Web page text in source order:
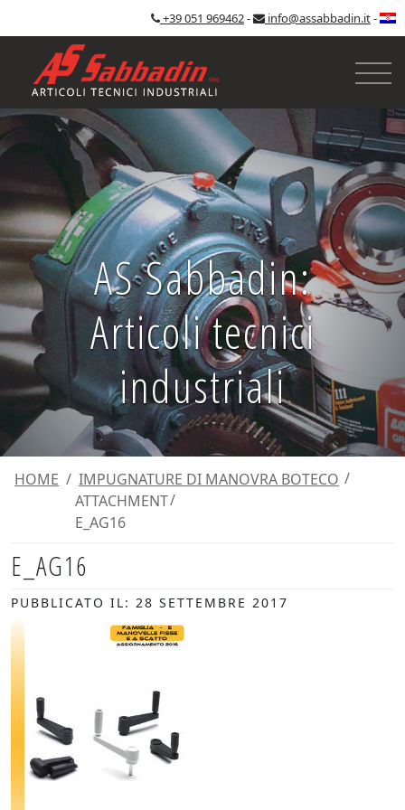
+39 051 969462- info@assabbadin.it-
AS Sabbadin:
Articoli tecnici
industriali
HOME / IMPUGNATURE DI MANOVRA BOTECO
ATTACHMENT
E_AG16
E_AG16
PUBBLICATO IL: 28 SETTEMBRE 2017